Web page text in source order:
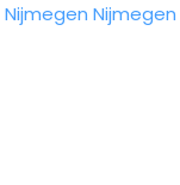
Nijmegen Nijmegen